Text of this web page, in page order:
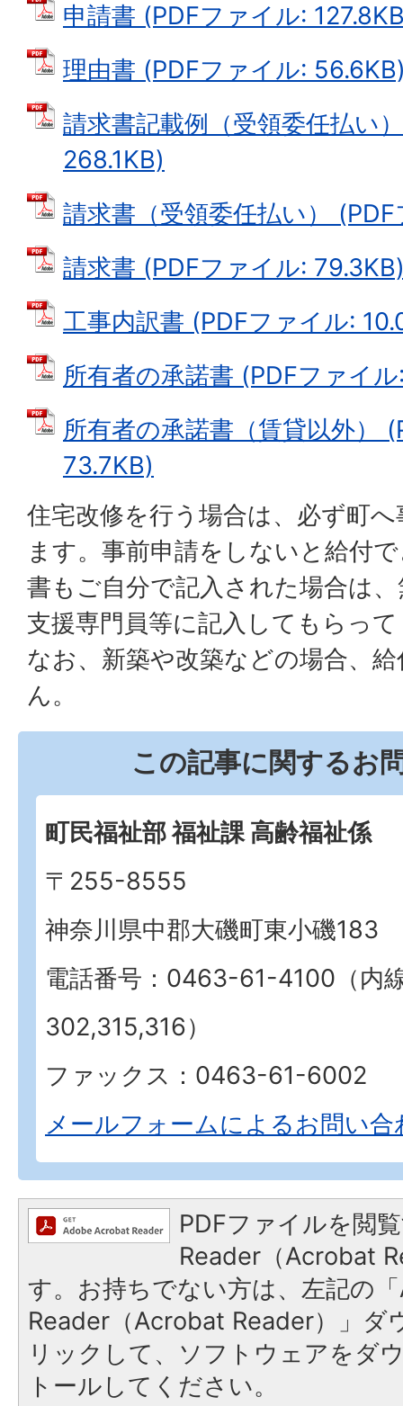
申請書 (PDFファイル:
理由書 (PDFファイル:
請求書記載例（受領委任払い
268.1KB)
請求書（受領委任払い）
請求書 (PDFファイル:
工事内訳書 (PDFファイル:
所有者の承諾書 (PDFファイ
所有者の承諾書（賃貸以外）
73.7KB)
住宅改修を行う場合は、必ず町
ます。事前申請をしないと給付
書もご自分で記入された場合は
支援専門員等に記入してもらっ
なお、新築や改築などの場合、
ん。
この記事に関するお
町民福祉部 福祉課 高齢福祉係
〒255-8555
神奈川県中郡大磯町東小磯183
電話番号：0463-61-4100（内
302,315,316）
ファックス：0463-61-6002
メールフォームによるお問い合
PDFファイルを閲
Reader（Acrobat
す。お持ちでない方は、左記の
Reader（Acrobat Reader）」ダ
リックして、ソフトウェアをダ
トールしてください。